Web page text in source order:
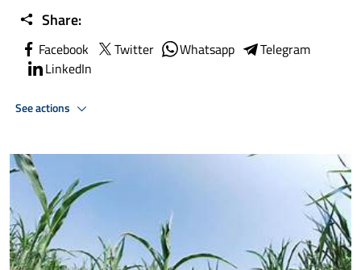
Share:
Facebook Twitter Whatsapp
Telegram
LinkedIn
See actions